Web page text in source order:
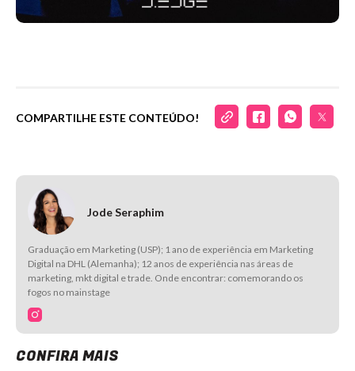
COMPARTILHE ESTE CONTEÚDO!
Jode Seraphim
Graduação em Marketing (USP); 1 ano de experiência em Marketing
Digital na DHL (Alemanha); 12 anos de experiência nas áreas de
marketing, mkt digital e trade. Onde encontrar: comemorando os
fogos no mainstage
CONFIRA MAIS